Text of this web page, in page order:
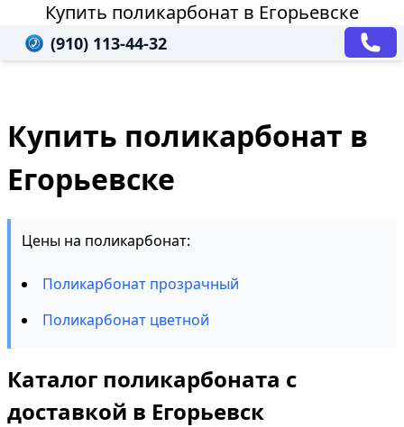
Купить поликарбонат в Егорьевске
(910) 113-44-32
Купить поликарбонат в
Егорьевске
Цены на поликарбонат:
Поликарбонат прозрачный
Поликарбонат цветной
Каталог поликарбоната с
доставкой в Егорьевск